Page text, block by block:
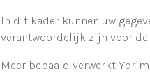
In dit kader kunnen uw
verantwoordelijk zijn voor
Meer bepaald verwerkt